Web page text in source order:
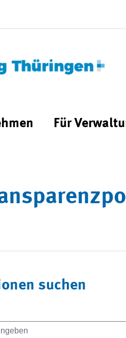
Für
suchen